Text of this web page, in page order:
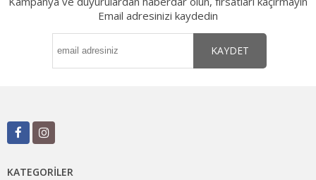
Email adresinizi kaydedin
KAYDET
KATEGORILER